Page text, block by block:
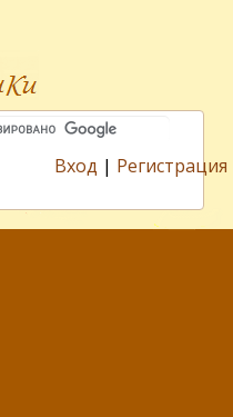
Вход | Регистрация